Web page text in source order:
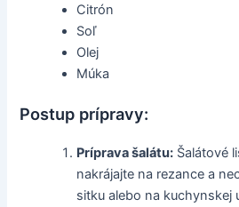
Citrón
Soľ
Olej
Múka
Postup prípravy:
Príprava šalátu: Šalátové
nakrájajte na rezance a
sitku alebo na kuchynskej